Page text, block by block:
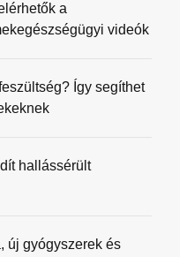
a
videók
Így segíthet
hallássérült
új gyógyszerek és